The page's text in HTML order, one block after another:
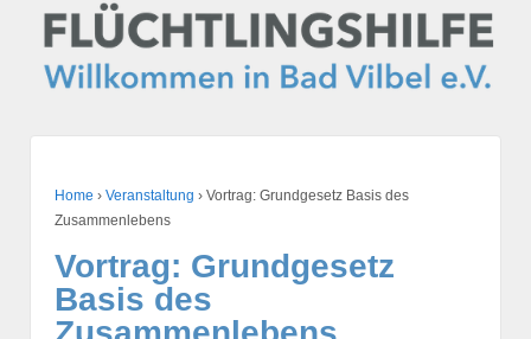
Home › Veranstaltung › Vortrag: Grundgesetz Basis des
Zusammenlebens
Vortrag: Grundgesetz
Basis des